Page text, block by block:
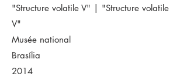
"Structure volatile V" | "Structure volatile
V"
Musée national
Brasília
2014